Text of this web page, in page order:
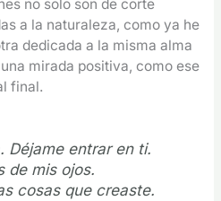
no solo son de corte
a la naturaleza, como ya he
dedicada a la misma alma
mirada positiva, como ese
final.
Déjame entrar en ti.
de mis ojos.
cosas que creaste.